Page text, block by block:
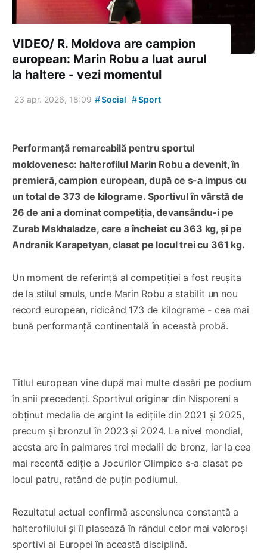
VIDEO/ R. Moldova are campion
european: Marin Robu a luat aurul
la haltere - vezi momentul
23 apr. 2026, 18:09 #Social #Sport
Performanță remarcabilă pentru sportul
moldovenesc: halterofilul Marin Robu a devenit, în
premieră, campion european, după ce s-a impus cu
un total de 373 de kilograme. Sportivul în vârstă de
26 de ani a dominat competiția, devansându-i pe
Zurab Mskhaladze, care a încheiat cu 363 kg, și pe
Andranik Karapetyan, clasat pe locul trei cu 361 kg.
Un moment de referință al competiției a fost reușita
de la stilul smuls, unde Marin Robu a stabilit un nou
record european, ridicând 173 de kilograme - cea mai
bună performanță continentală în această probă.
Titlul european vine după mai multe clasări pe podium
în anii precedenți. Sportivul originar din Nisporeni a
obținut medalia de argint la edițiile din 2021 și 2025,
precum și bronzul în 2023 și 2024. La nivel mondial,
acesta are în palmares trei medalii de bronz, iar la cea
mai recentă ediție a Jocurilor Olimpice s-a clasat pe
locul patru, ratând de puțin podiumul.
Rezultatul actual confirmă ascensiunea constantă a
halterofilului și îl plasează în rândul celor mai valoroși
sportivi ai Europei în această disciplină.